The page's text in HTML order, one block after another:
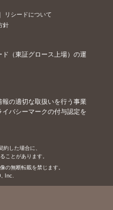
リシードについて
針
（東証グロース上場）の運
の適切な取扱いを行う事業
バシーマークの付与認定を
した場合に、
ことがあります。
の無断転載を禁じます。
Inc.